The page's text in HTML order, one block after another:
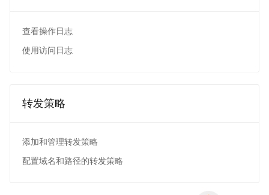
查看操作日志
使用访问日志
转发策略
添加和管理转发策略
配置域名和路径的转发策略